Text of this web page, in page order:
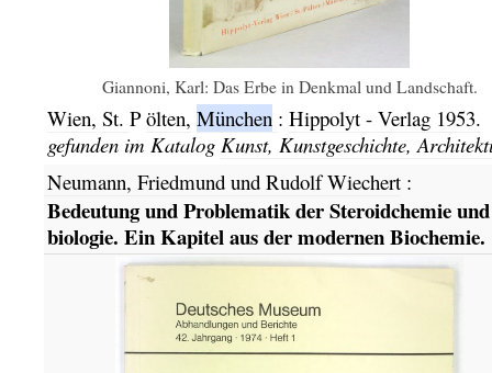
Giannoni, Karl: Das Erbe in Denkmal und Landschaft.
Wien, St. P ölten, München : Hippolyt - Verlag 1953.
gefunden im Katalog Kunst, Kunstgeschichte,
Neumann, Friedmund und Rudolf Wiechert:
Bedeutung und Problematik der Steroidchemie
biologie. Ein Kapitel aus der modernen Biochemie.